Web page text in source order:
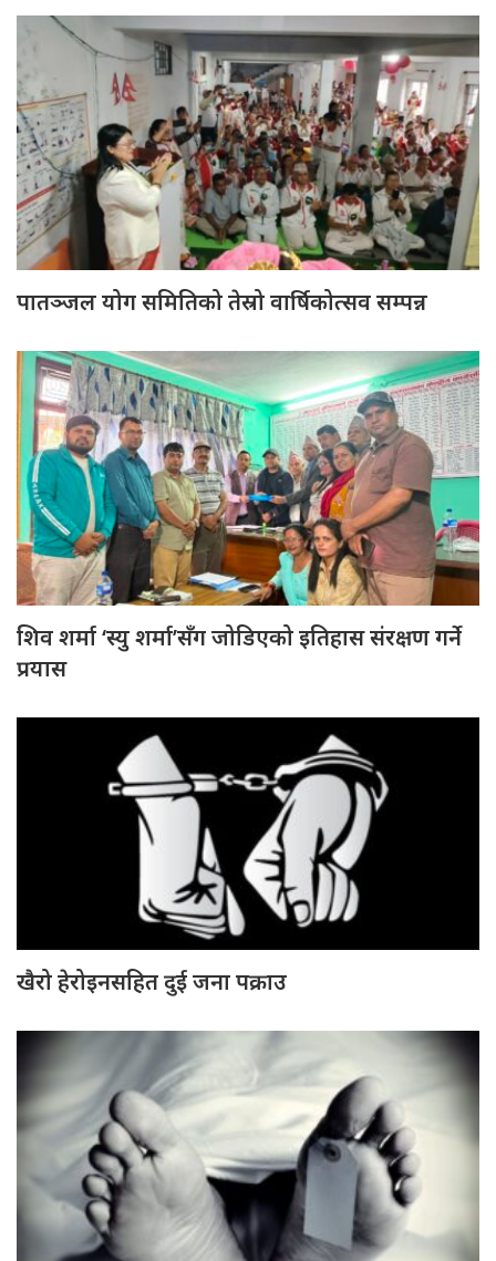
पातञ्जल योग समितिको तेस्रो वार्षिकोत्सव सम्पन्न
शिव शर्मा ‘स्यु शर्मा’सँग जोडिएको इतिहास संरक्षण गर्ने
प्रयास
खैरो हेरोइनसहित दुई जना पक्राउ